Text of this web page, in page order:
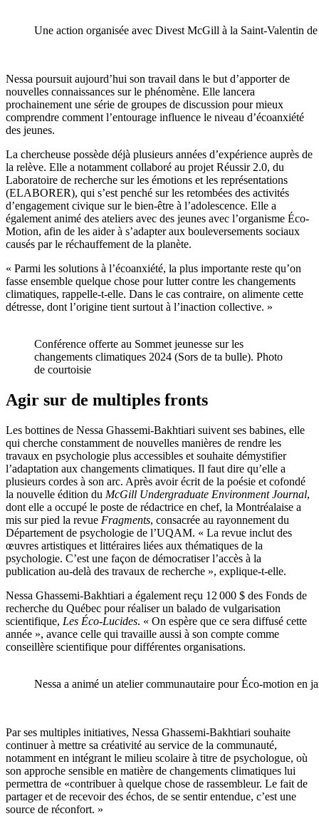
Une action organisée avec Divest McGill à la Saint-Valentin
Nessa poursuit aujourd’hui son travail dans le but d’apporter de
nouvelles connaissances sur le phénomène. Elle lancera
prochainement une série de groupes de discussion pour mieux
comprendre comment l’entourage influence le niveau d’écoanxiété
des jeunes.
La chercheuse possède déjà plusieurs années d’expérience auprès de
la relève. Elle a notamment collaboré au projet Réussir 2.0, du
Laboratoire de recherche sur les émotions et les représentations
(ELABORER), qui s’est penché sur les retombées des activités
d’engagement civique sur le bien-être à l’adolescence. Elle a
également animé des ateliers avec des jeunes avec l’organisme Éco-
Motion, afin de les aider à s’adapter aux bouleversements sociaux
causés par le réchauffement de la planète.
« Parmi les solutions à l’écoanxiété, la plus importante reste qu’on
fasse ensemble quelque chose pour lutter contre les changements
climatiques, rappelle-t-elle. Dans le cas contraire, on alimente cette
détresse, dont l’origine tient surtout à l’inaction collective. »
Conférence offerte au Sommet jeunesse sur les
changements climatiques 2024 (Sors de ta bulle). Photo
de courtoisie
Agir sur de multiples fronts
Les bottines de Nessa Ghassemi-Bakhtiari suivent ses babines, elle
qui cherche constamment de nouvelles manières de rendre les
travaux en psychologie plus accessibles et souhaite démystifier
l’adaptation aux changements climatiques. Il faut dire qu’elle a
plusieurs cordes à son arc. Après avoir écrit de la poésie et cofondé
la nouvelle édition du McGill Undergraduate Environment Journal,
dont elle a occupé le poste de rédactrice en chef, la Montréalaise a
mis sur pied la revue Fragments, consacrée au rayonnement du
Département de psychologie de l’UQAM. « La revue inclut des
œuvres artistiques et littéraires liées aux thématiques de la
psychologie. C’est une façon de démocratiser l’accès à la
publication au-delà des travaux de recherche », explique-t-elle.
Nessa Ghassemi-Bakhtiari a également reçu 12 000 $ des Fonds de
recherche du Québec pour réaliser un balado de vulgarisation
scientifique, Les Éco-Lucides. « On espère que ce sera diffusé cette
année », avance celle qui travaille aussi à son compte comme
conseillère scientifique pour différentes organisations.
Nessa a animé un atelier communautaire pour Éco-motion en
Par ses multiples initiatives, Nessa Ghassemi-Bakhtiari souhaite
continuer à mettre sa créativité au service de la communauté,
notamment en intégrant le milieu scolaire à titre de psychologue, où
son approche sensible en matière de changements climatiques lui
permettra de «contribuer à quelque chose de rassembleur. Le fait de
partager et de recevoir des échos, de se sentir entendue, c’est une
source de réconfort. »